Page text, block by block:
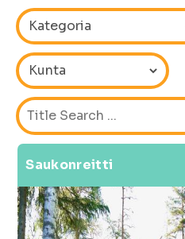
Saukonreitti